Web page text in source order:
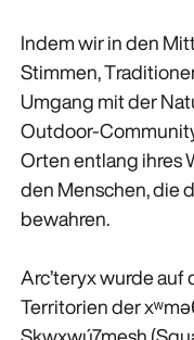
ENTDECKEN
Indem wir in den
Stimmen,
Umgang mit der
Outdoor-
Orten entlang ihres
den Menschen, die
bewahren.
Arc’teryx wurde
Territorien der